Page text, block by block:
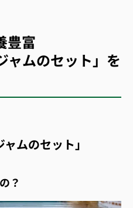
豊富
ャムのセット」を
ムのセット」
？